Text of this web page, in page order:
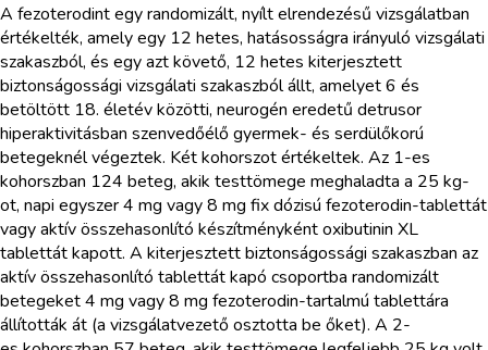
A fezoterodint egy randomizált, nyílt elrendezésű vizsgálatban
értékelték, amely egy 12 hetes, hatásosságra irányuló vizsgálati
szakaszból, és egy azt követő, 12 hetes kiterjesztett
biztonságossági vizsgálati szakaszból állt, amelyet 6 és
betöltött 18. életév közötti, neurogén eredetű detrusor
hiperaktivitásban szenvedőélő gyermek- és serdülőkorú
betegeknél végeztek. Két kohorszot értékeltek. Az 1-es
kohorszban 124 beteg, akik testtömege meghaladta a 25 kg-
ot, napi egyszer 4 mg vagy 8 mg fix dózisú fezoterodin-tablettát
vagy aktív összehasonlító készítményként oxibutinin XL
tablettát kapott. A kiterjesztett biztonságossági szakaszban az
aktív összehasonlító tablettát kapó csoportba randomizált
betegeket 4 mg vagy 8 mg fezoterodin-tartalmú tablettára
állították át (a vizsgálatvezető osztotta be őket). A 2-